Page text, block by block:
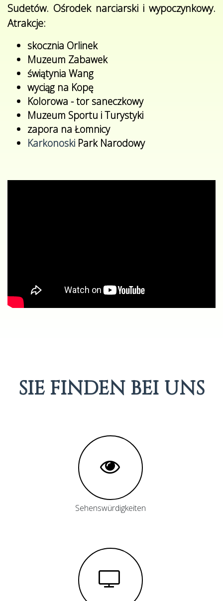
Sudetów. Ośrodek narciarski i wypoczynkowy.
Atrakcje:
skocznia Orlinek
Muzeum Zabawek
świątynia Wang
wyciąg na Kopę
Kolorowa - tor saneczkowy
Muzeum Sportu i Turystyki
zapora na Łomnicy
Karkonoski Park Narodowy
SIE FINDEN BEI UNS
Sehenswürdigkeiten